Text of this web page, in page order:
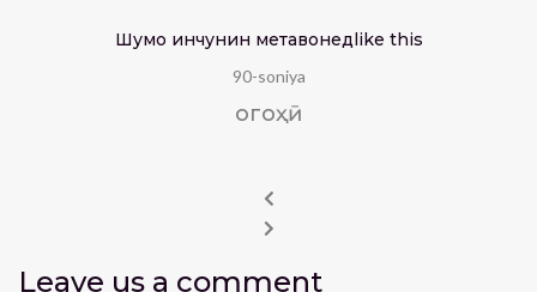
Шумо инчунин метавонед like this
90-soniya
огоҳӣ
Leave us a comment